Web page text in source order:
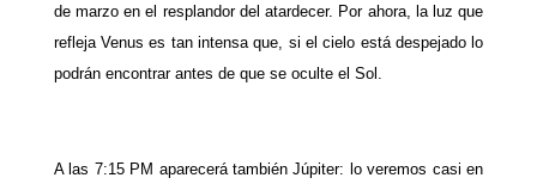
de marzo en el resplandor del atardecer. Por ahora, la luz que
refleja Venus es tan intensa que, si el cielo está despejado lo
podrán encontrar antes de que se oculte el Sol.
A las 7:15 PM aparecerá también Júpiter: lo veremos casi en